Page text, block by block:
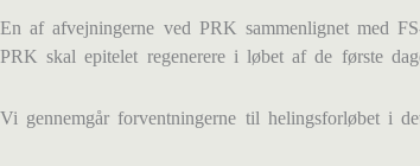
En af afvejningerne ved PRK sammenlignet med
PRK skal epitelet regenerere i løbet af de første
Vi gennemgår forventningerne til helingsforløbet i